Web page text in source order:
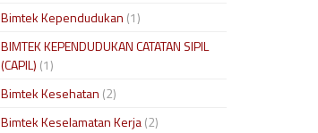
Bimtek Kependudukan (1)
BIMTEK KEPENDUDUKAN CATATAN SIPIL
(CAPIL) (1)
Bimtek Kesehatan (2)
Bimtek Keselamatan Kerja(2)